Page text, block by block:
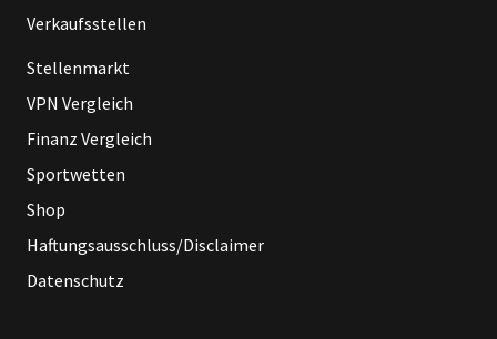
Verkaufsstellen
Stellenmarkt
VPN Vergleich
Finanz Vergleich
Sportwetten
Shop
Haftungsausschluss/Disclaimer
Datenschutz